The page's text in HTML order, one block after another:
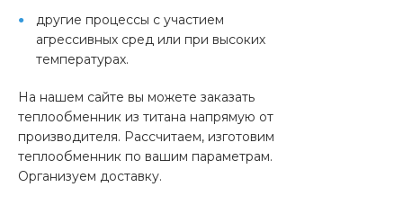
другие процессы с участием
агрессивных сред или при высоких
температурах.
На нашем сайте вы можете заказать
теплообменник из титана напрямую от
производителя. Рассчитаем, изготовим
теплообменник по вашим параметрам.
Организуем доставку.